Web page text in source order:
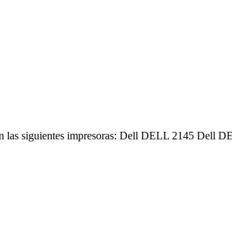
las siguientes impresoras: Dell DELL 2145 Dell